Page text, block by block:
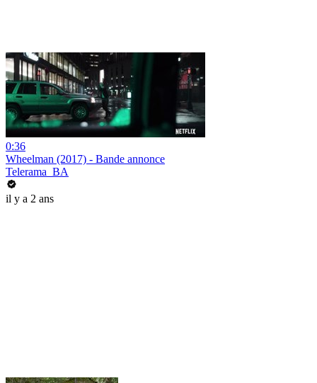
0:36
Wheelman (2017) - Bande annonce
Telerama_BA
il y a 2 ans